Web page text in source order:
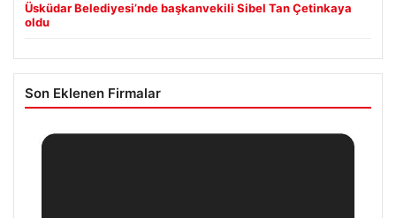
Üsküdar Belediyesi’nde başkanvekili Sibel Tan Çetinkaya
oldu
Son Eklenen Firmalar